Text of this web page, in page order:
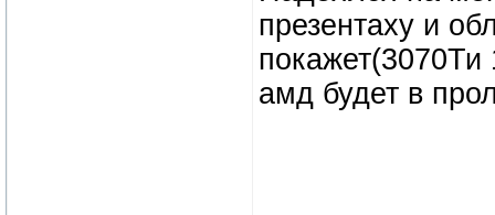
презентаху и
покажет(3070Ти
амд будет в